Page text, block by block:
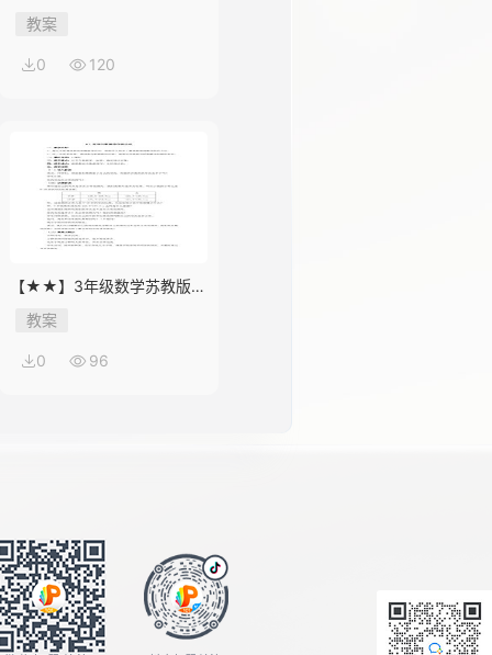
教案第9单元《期末复习》
教案
0 120
【★★】3年级数学苏教版下
册教案第9单元《数据的收集
和整理（二）》
教案
0 96